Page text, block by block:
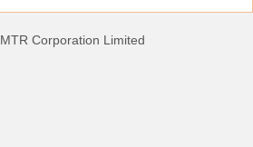
MTR Corporation Limited